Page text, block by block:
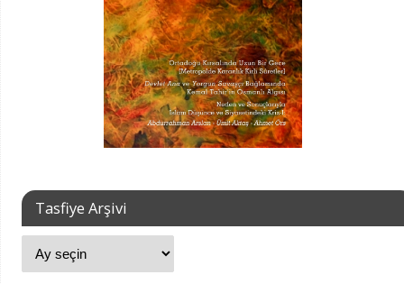
Tasfiye Arşivi